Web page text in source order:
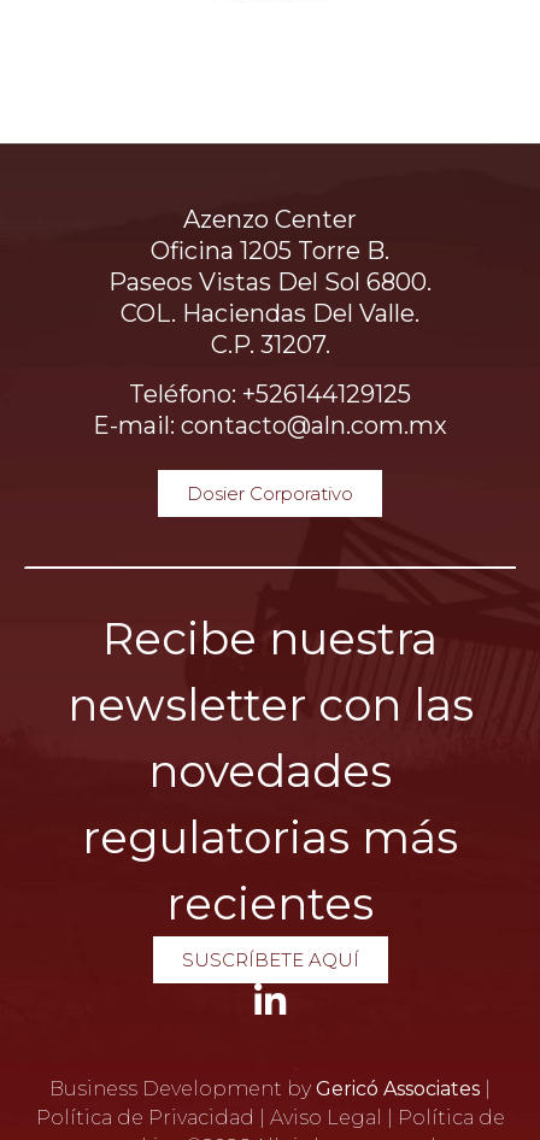
Azenzo Center
Oficina 1205 Torre B.
Paseos Vistas Del Sol 6800.
COL. Haciendas Del Valle.
C.P. 31207.
Teléfono: +526144129125
E-mail: contacto@aln.com.mx
Dosier Corporativo
Recibe nuestra
newsletter con las
novedades
regulatorias más
recientes
SUSCRÍBETE AQUÍ
Business Development by Gericó Associates
Política de Privacidad
Aviso Legal
Política de